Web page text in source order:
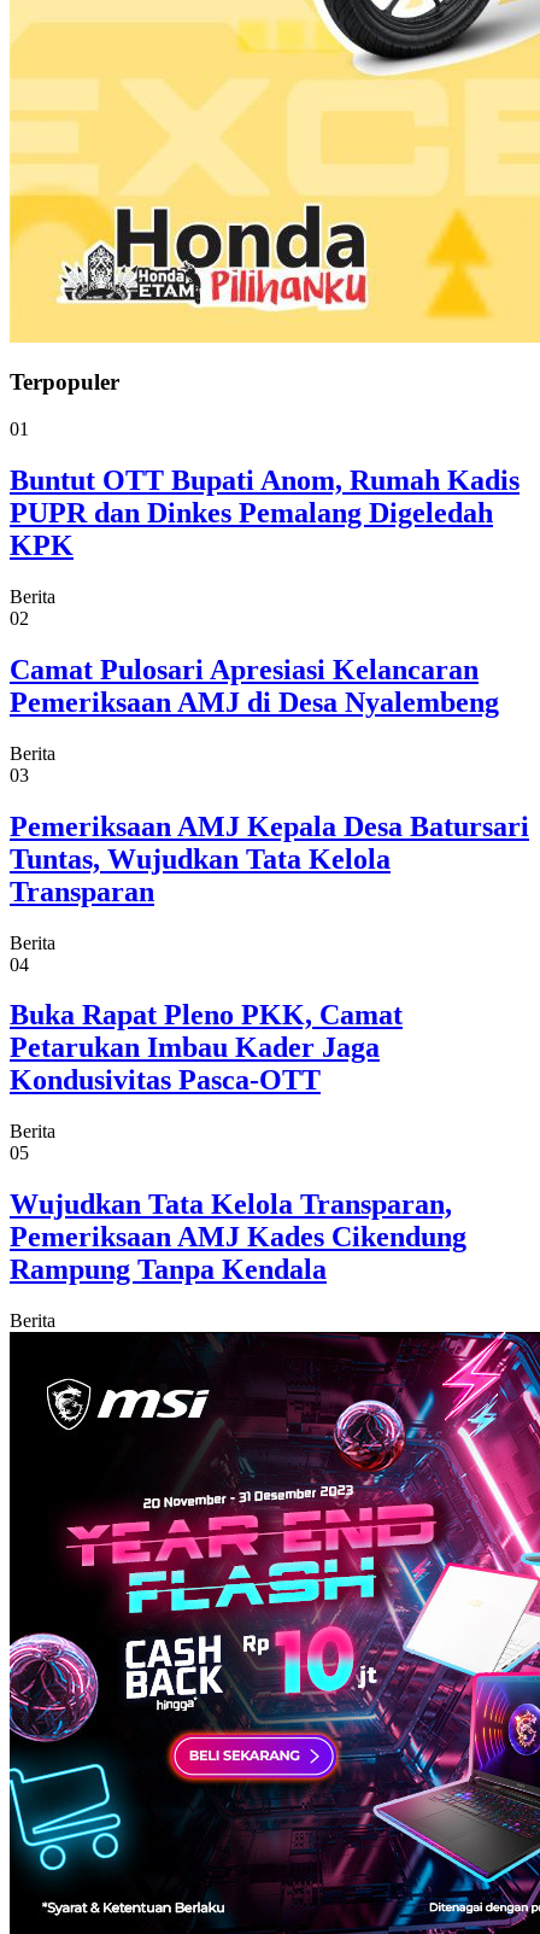
Terpopuler
01
Buntut OTT Bupati Anom, Rumah Kadis
PUPR dan Dinkes Pemalang Digeledah
KPK
Berita
02
Camat Pulosari Apresiasi Kelancaran
Pemeriksaan AMJ di Desa Nyalembeng
Berita
03
Pemeriksaan AMJ Kepala Desa Batursari
Tuntas, Wujudkan Tata Kelola
Transparan
Berita
04
Buka Rapat Pleno PKK, Camat
Petarukan Imbau Kader Jaga
Kondusivitas Pasca-OTT
Berita
05
Wujudkan Tata Kelola Transparan,
Pemeriksaan AMJ Kades Cikendung
Rampung Tanpa Kendala
Berita